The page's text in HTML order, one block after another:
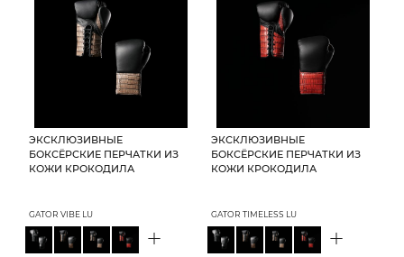
ЭКСКЛЮЗИВНЫЕ
БОКСЁРСКИЕ ПЕРЧАТКИ ИЗ
КОЖИ КРОКОДИЛА
GATOR VIBE LU
+
ЭКСКЛЮЗИВНЫЕ
БОКСЁРСКИЕ ПЕРЧАТКИ ИЗ
КОЖИ КРОКОДИЛА
GATOR TIMELESS LU
+